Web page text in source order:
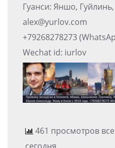
Гуанси: Яншо,
alex@yurlov.com
+79268278273
Wechat id: iurlov
461 просмотров